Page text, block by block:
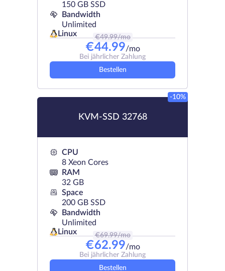
150 GB SSD
Bandwidth
Unlimited
Linux
€49.99/mo
€44.99/mo
Bei jährlicher Zahlung
Bestellen
KVM-SSD 32768
-10%
CPU
8 Xeon Cores
RAM
32 GB
Space
200 GB SSD
Bandwidth
Unlimited
Linux
€69.99/mo
€62.99/mo
Bei jährlicher Zahlung
Bestellen